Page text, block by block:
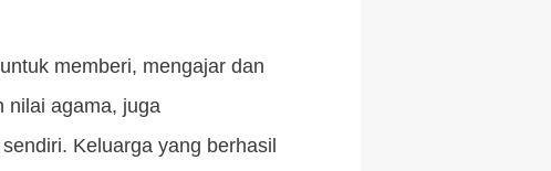
memberi, mengajar dan
nilai agama, juga
Keluarga yang berhasil